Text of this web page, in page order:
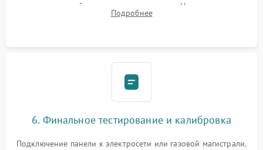
проверкой равномерности зазоров. Нанесение
термостойкого герметика или укладка уплотнительной
Подробнее
6. Финальное тестирование и калибровка
Подключение панели к электросети или газовой магистрали.